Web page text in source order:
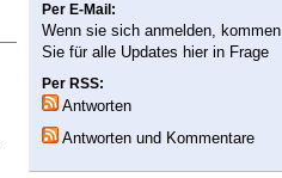
Per E-Mail:
Wenn sie sich anmelden, kommen
Sie für alle Updates hier in Frage
Per RSS:
Antworten
Antworten und Kommentare